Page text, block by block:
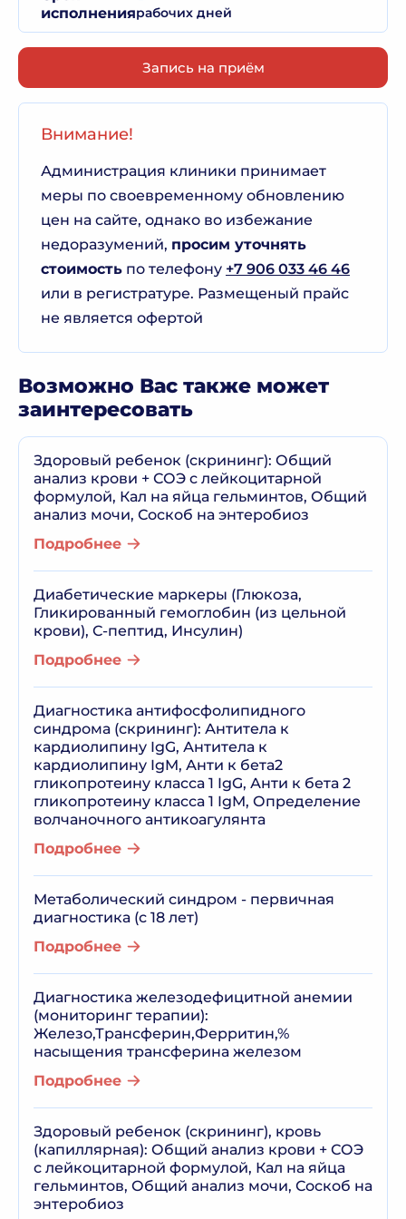
исполнениярабочих дней
Запись на приём
Внимание!
Администрация клиники принимает
меры по своевременному обновлению
цен на сайте, однако во избежание
недоразумений, просим уточнять
стоимость по телефону +7 906 033 46 46
или в регистратуре. Размещеный прайс
не является офертой
Возможно Вас также может
заинтересовать
Здоровый ребенок (скрининг): Общий
анализ крови + СОЭ с лейкоцитарной
формулой, Кал на яйца гельминтов, Общий
анализ мочи, Соскоб на энтеробиоз
Подробнее
Диабетические маркеры (Глюкоза,
Гликированный гемоглобин (из цельной
крови), С-пептид, Инсулин)
Подробнее
Диагностика антифосфолипидного
синдрома (скрининг): Антитела к
кардиолипину IgG, Антитела к
кардиолипину IgM, Анти к бета2
гликопротеину класса 1 IgG, Анти к бета 2
гликопротеину класса 1 IgM, Определение
волчаночного антикоагулянта
Подробнее
Метаболический синдром - первичная
диагностика (с 18 лет)
Подробнее
Диагностика железодефицитной анемии
(мониторинг терапии):
Железо,Трансферин,Ферритин,%
насыщения трансферина железом
Подробнее
Здоровый ребенок (скрининг), кровь
(капиллярная): Общий анализ крови + СОЭ
с лейкоцитарной формулой, Кал на яйца
гельминтов, Общий анализ мочи, Соскоб на
энтеробиоз